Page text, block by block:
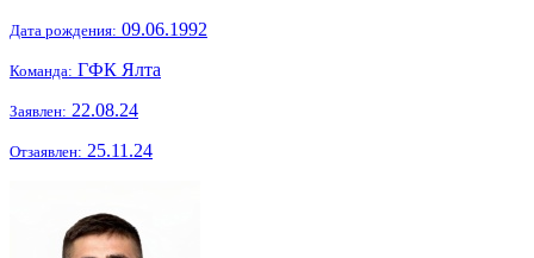
Дата рождения: 09.06.1992
Команда: ГФК Ялта
Заявлен: 22.08.24
Отзаявлен: 25.11.24